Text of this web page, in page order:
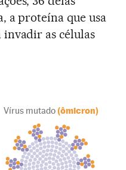
a proteína que usa
as células
Vírus mutado (ômicron)